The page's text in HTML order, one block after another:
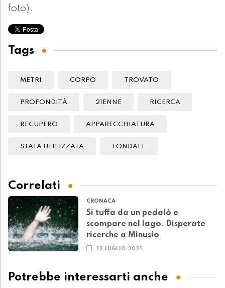
foto).
Tags
METRI CORPO TROVATO
PROFONDITÀ 21ENNE RICERCA
RECUPERO APPARECCHIATURA
STATA UTILIZZATA FONDALE
Correlati
CRONACA
Si tuffa da un pedalò e
scompare nel lago. Disperate
ricerche a Minusio
12 LUGLIO 2021
Potrebbe interessarti anche